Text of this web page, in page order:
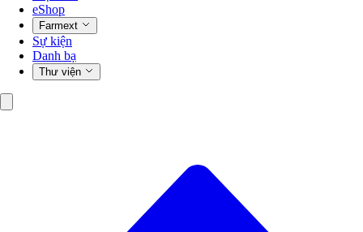
eShop
Farmext
Sự kiện
Danh bạ
Thư viện